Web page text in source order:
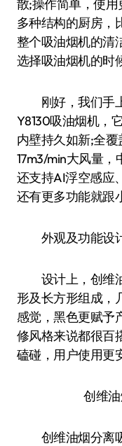
散;操作简单，使
多种结构的厨房，
整个吸油烟机的清
选择吸油烟机的时
刚好，我们手上
Y8130吸油烟机，
内壁持久如新;全
17m3/min大风量，
还支持AI浮空感应
还有更多功能就跟
外观及功能设
设计上，创维油
形及长方形组成，
感觉，黑色更赋予
修风格来说都很百
磕碰，用户使用更
创维油
创维油烟分离吸